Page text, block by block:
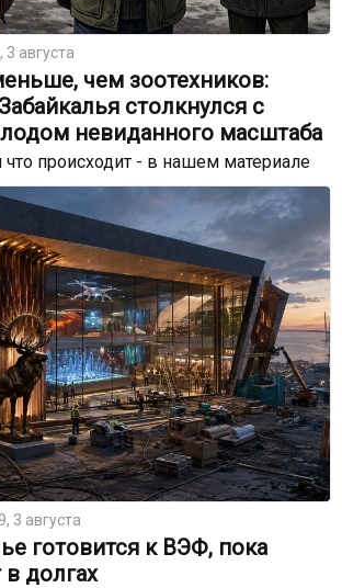
3 августа
чем зоотехников:
столкнулся с
невиданного масштаба
происходит - в нашем материале
3 августа
готовится к ВЭФ, пока
в долгах